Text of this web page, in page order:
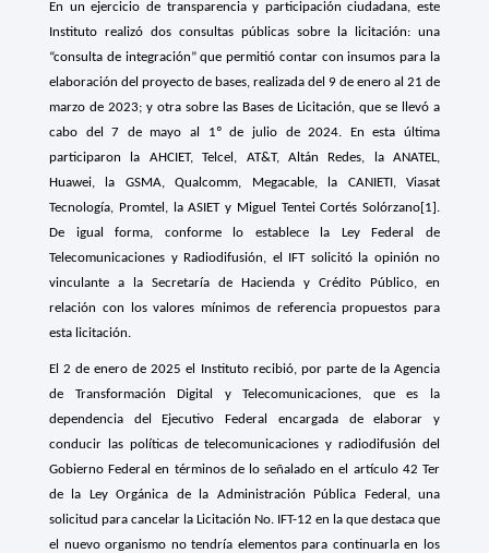
En un ejercicio de transparencia y participación ciudadana, este
Instituto realizó dos consultas públicas sobre la licitación: una
“consulta de integración” que permitió contar con insumos para la
elaboración del proyecto de bases, realizada del 9 de enero al 21 de
marzo de 2023; y otra sobre las Bases de Licitación, que se llevó a
cabo del 7 de mayo al 1º de julio de 2024. En esta última
participaron la AHCIET, Telcel, AT&T, Altán Redes, la ANATEL,
Huawei, la GSMA, Qualcomm, Megacable, la CANIETI, Viasat
Tecnología, Promtel, la ASIET y Miguel Tentei Cortés Solórzano[1] .
De igual forma, conforme lo establece la Ley Federal de
Telecomunicaciones y Radiodifusión, el IFT solicitó la opinión no
vinculante a la Secretaría de Hacienda y Crédito Público, en
relación con los valores mínimos de referencia propuestos para
esta licitación.
El 2 de enero de 2025 el Instituto recibió, por parte de la Agencia
de Transformación Digital y Telecomunicaciones, que es la
dependencia del Ejecutivo Federal encargada de elaborar y
conducir las políticas de telecomunicaciones y radiodifusión del
Gobierno Federal en términos de lo señalado en el artículo 42 Ter
de la Ley Orgánica de la Administración Pública Federal, una
solicitud para cancelar la Licitación No. IFT-12 en la que destaca que
el nuevo organismo no tendría elementos para continuarla en los